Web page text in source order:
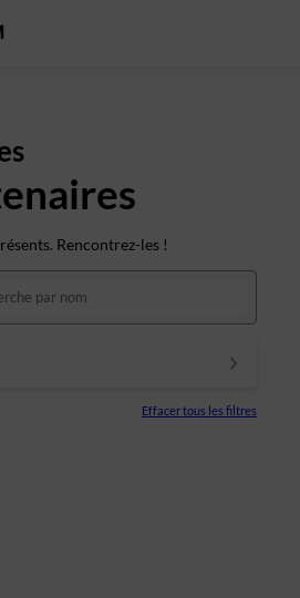
Rencontrez-les !
Effacer tous les filtres